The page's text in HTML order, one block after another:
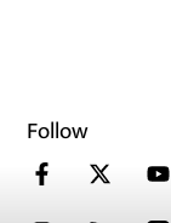
Follow